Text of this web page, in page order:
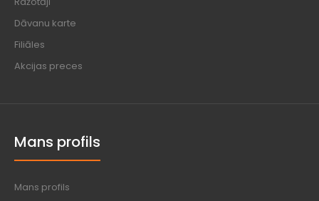
Dāvanu karte
Filiāles
Akcijas preces
Mans profils
Mans profils